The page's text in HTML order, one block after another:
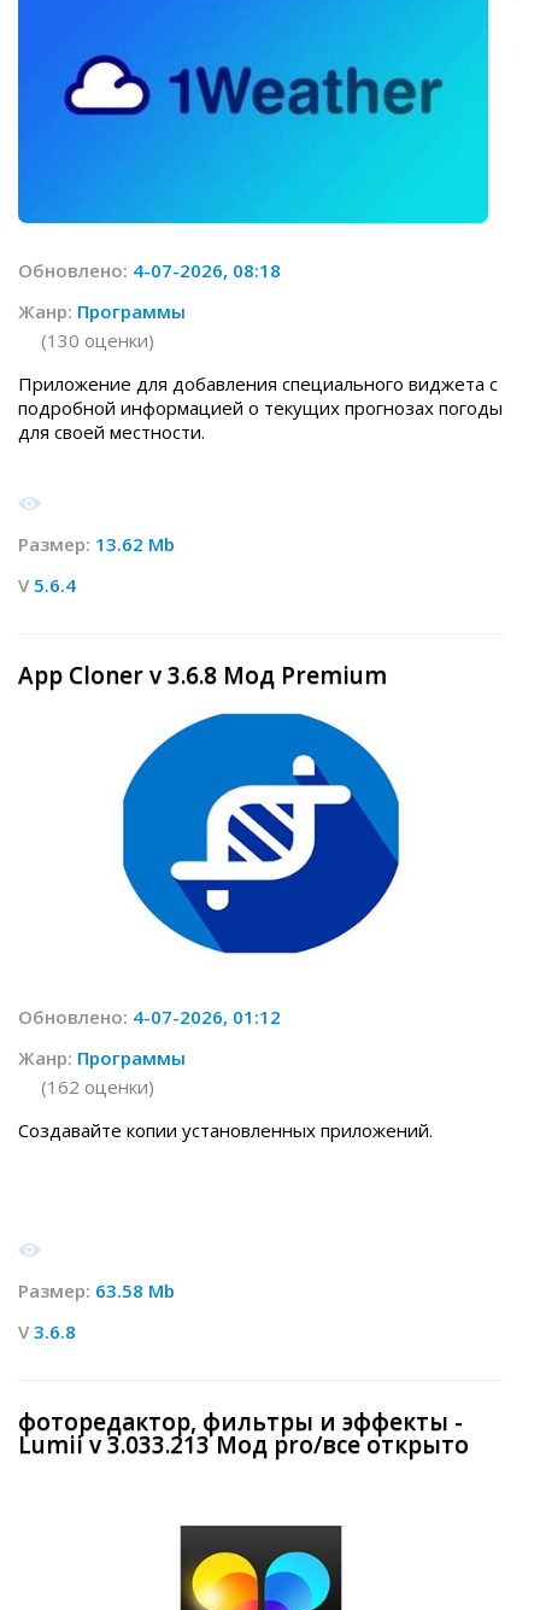
Обновлено: 4-07-2026, 08:18
Жанр: Программы
(130 оценки)
Приложение для добавления специального виджета с
подробной информацией о текущих прогнозах погоды
для своей местности.
Размер: 13.62 Mb
V 5.6.4
App Cloner v 3.6.8 Мод Premium
Обновлено: 4-07-2026, 01:12
Жанр: Программы
(162 оценки)
Создавайте копии установленных приложений.
Размер: 63.58 Mb
V 3.6.8
фоторедактор, фильтры и эффекты -
Lumii v 3.033.213 Мод pro/все открыто